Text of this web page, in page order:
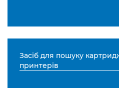
Засіб для пошуку
принтерів